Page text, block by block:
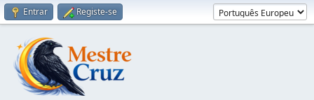
Entrar Registe-se